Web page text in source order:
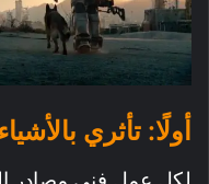
أولًا: تأثري